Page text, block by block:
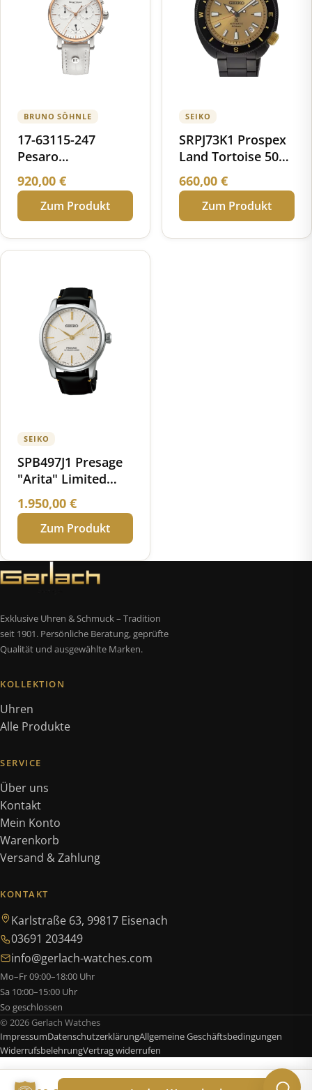
BRUNO SÖHNLE
17-63115-247
Pesaro
Chronograph small
920,00 €
Zum Produkt
SEIKO
SRPJ73K1 Prospex
Land Tortoise 50
Jahre Seiko
Deutschland
Limited Edition
660,00 €
Zum Produkt
SEIKO
SPB497J1 Presage
"Arita" Limited
Edition Automatik
Porzellan
Zifferblatt
1.950,00 €
Zum Produkt
Exklusive Uhren & Schmuck – Tradition
seit 1901. Persönliche Beratung, geprüfte
Qualität und ausgewählte Marken.
KOLLEKTION
Uhren
Alle Produkte
SERVICE
Über uns
Kontakt
Mein Konto
Warenkorb
Versand & Zahlung
KONTAKT
Karlstraße 63, 99817 Eisenach
03691 203449
info@gerlach-watches.com
Mo–Fr 09:00–18:00 Uhr
Sa 10:00–15:00 Uhr
So geschlossen
© 2026 Gerlach Watches
ImpressumDatenschutzerklärungAllgemeine Geschäftsbedingungen
WiderrufsbelehrungVertrag widerrufen